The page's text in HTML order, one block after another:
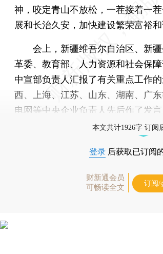
神，咬定青山不放松，一茬接着一
展和长治久安，加快建设繁荣富裕
会上，新疆维吾尔自治区、新疆
革委、教育部、人力资源和社会保
中宣部负责人汇报了有关重点工作
西、上海、江苏、山东、湖南、广
电网等中央企业负责人先后作了发言
本文共计1926字 订阅
登录 后获取已订阅
财新通会员
可畅读全文
订阅/